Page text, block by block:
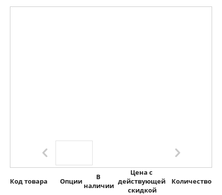
Код товара Опции
В
наличии
Цена с
действующей
скидкой
Количество